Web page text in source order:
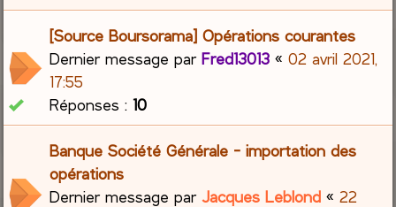
[Source Boursorama] Opérations courantes
Dernier message parFred13013 «02 avril 2021,
17:55
Réponses :10
Banque Société Générale - importation des
opérations
Dernier message parJacques Leblond «22